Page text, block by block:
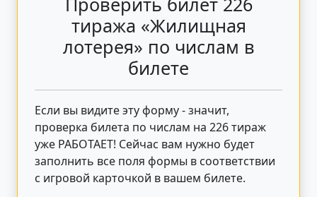
тиража «Жилищная
лотерея» по числам в
билете
Если вы видите эту форму - значит,
проверка билета по числам на 226 тираж
уже РАБОТАЕТ! Сейчас вам нужно будет
заполнить все поля формы в соответствии
с игровой карточкой в вашем билете.